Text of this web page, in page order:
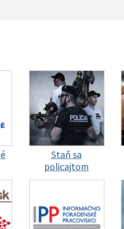
Staň sa
policajtom